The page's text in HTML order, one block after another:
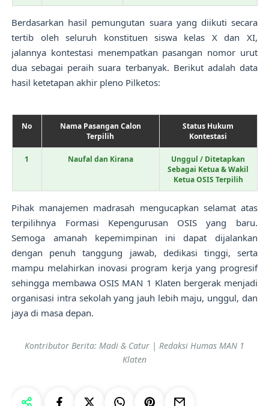
Berdasarkan hasil pemungutan suara yang diikuti secara
tertib oleh seluruh konstituen siswa kelas X dan XI,
jalannya kontestasi menempatkan pasangan nomor urut
dua sebagai peraih suara terbanyak. Berikut adalah data
hasil ketetapan akhir pleno Pilketos:
No
Nama Pasangan Calon
Terpilih
Status Hukum
Kontestasi
1 Naufal dan Kirana
Unggul / Ditetapkan
Sebagai Ketua & Wakil
Ketua OSIS Terpilih
Pihak manajemen madrasah mengucapkan selamat atas
terpilihnya Formasi Kepengurusan OSIS yang baru.
Semoga amanah kepemimpinan ini dapat dijalankan
dengan penuh tanggung jawab, dedikasi tinggi, serta
mampu melahirkan inovasi program kerja yang progresif
sehingga membawa OSIS MAN 1 Klaten bergerak menjadi
organisasi intra sekolah yang jauh lebih maju, unggul, dan
jaya di masa depan.
Kontributor Berita: Madi & Catur | Redaksi Humas MAN 1
Klaten